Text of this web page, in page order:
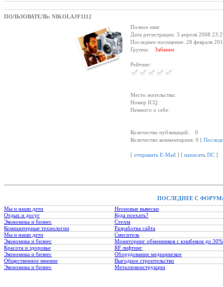
ПОЛЬЗОВАТЕЛЬ: NIKOLAJF1112
Полное имя:
Дата регистрации: 3 апреля 2008
Последнее посещение: 28 февраля
Группа:Забанен
Рейтинг:
Место жительства:
Номер ICQ:
Немного о себе:
Количество публикаций: 0
Количество комментариев: 0 [
[отправить E-Mail ] [написать ПС ]
ПОСЛЕДНЕЕ С
Мы и наши дети
Неоновые вывески
Отдых и досуг
Куда поехать?
Экономика и бизнес
Стелла
Компьютерные технологии
Разработка сайта
Мы и наши дети
Смеситель
Экономика и бизнес
Мониторинг обменников с кэшбеком до 30%
Красота и здоровье
RF лифтинг
Экономика и бизнес
Оборудование медицинское
Общественное мнение
Выгодное строительство
Экономика и бизнес
Металлоконструкции